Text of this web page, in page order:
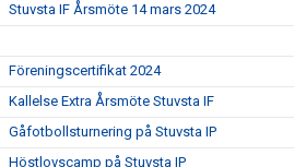
Stuvsta IF Årsmöte 14 mars 2024
Föreningscertifikat 2024
Kallelse Extra Årsmöte Stuvsta IF
Gåfotbollsturnering på Stuvsta IP
Höstlovscamp på Stuvsta IP